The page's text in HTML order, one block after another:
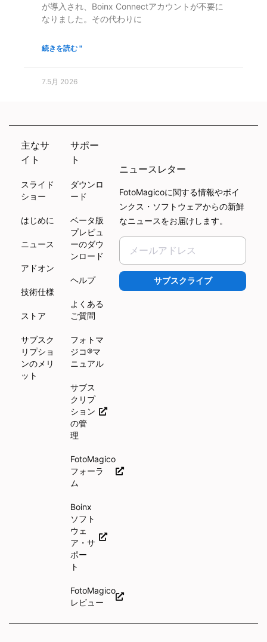
が導入され、Boinx Connectアカウントが不要に
なりました。その代わりに
続きを読む "
7.5月 2026
主なサ
イト
スライド
ショー
はじめに
ニュース
アドオン
技術仕様
ストア
サブスク
リプショ
ンのメリ
ット
サポー
ト
ダウンロ
ード
ベータ版
プレビュ
ーのダウ
ンロード
ヘルプ
よくある
ご質問
フォトマ
ジコ®マ
ニュアル
サブス
クリプ
ション
の管
理
FotoMagico
フォーラ
ム
Boinx
ソフト
ウェ
ア・サ
ポー
ト
FotoMagico
レビュー
ニュースレター
FotoMagicoに関する情報やボイ
ンクス・ソフトウェアからの新鮮
なニュースをお届けします。
サブスクライブ